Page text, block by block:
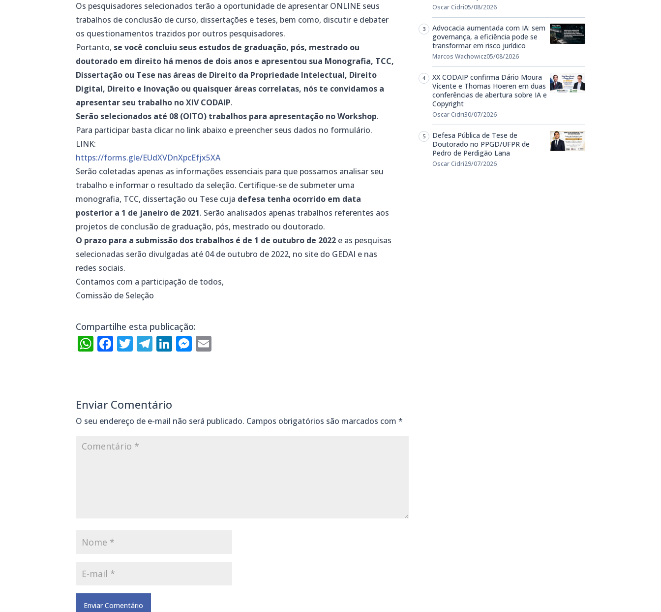
Os pesquisadores selecionados terão a oportunidade de apresentar ONLINE seus
trabalhos de conclusão de curso, dissertações e teses, bem como, discutir e debater
os questionamentos trazidos por outros pesquisadores.
Portanto, se você concluiu seus estudos de graduação, pós, mestrado ou
doutorado em direito há menos de dois anos e apresentou sua Monografia, TCC,
Dissertação ou Tese nas áreas de Direito da Propriedade Intelectual, Direito
Digital, Direito e Inovação ou quaisquer áreas correlatas, nós te convidamos a
apresentar seu trabalho no XIV CODAIP.
Serão selecionados até 08 (OITO) trabalhos para apresentação no Workshop.
Para participar basta clicar no link abaixo e preencher seus dados no formulário.
LINK:
https://forms.gle/EUdXVDnXpcEfjx5XA
Serão coletadas apenas as informações essenciais para que possamos analisar seu
trabalho e informar o resultado da seleção. Certifique-se de submeter uma
monografia, TCC, dissertação ou Tese cuja defesa tenha ocorrido em data
posterior a 1 de janeiro de 2021. Serão analisados apenas trabalhos referentes aos
projetos de conclusão de graduação, pós, mestrado ou doutorado.
O prazo para a submissão dos trabalhos é de 1 de outubro de 2022 e as pesquisas
selecionadas serão divulgadas até 04 de outubro de 2022, no site do GEDAI e nas
redes sociais.
Contamos com a participação de todos,
Comissão de Seleção
Compartilhe esta publicação:
WhatsApp
Facebook
Twitter
Telegram
LinkedIn
Messenger
Enviar Comentário
O seu endereço de e-mail não será publicado. Campos obrigatórios são marcados com*
Oscar Cidri05/08/2026
Advocacia aumentada com IA: sem
governança, a eficiência pode se
transformar em risco jurídico
Marcos Wachowicz05/08/2026
XX CODAIP confirma Dário Moura
Vicente e Thomas Hoeren em duas
conferências de abertura sobre IA e
Copyright
Oscar Cidri30/07/2026
Defesa Pública de Tese de
Doutorado no PPGD/UFPR de
Pedro de Perdigão Lana
Oscar Cidri29/07/2026